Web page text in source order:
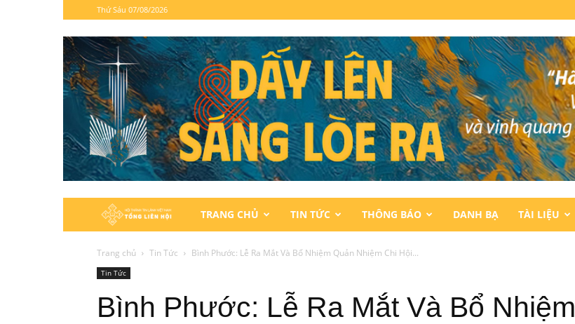
Thứ Sáu 07/08/2026
Hội
Thánh
Lành
TRANG CHỦ TIN TỨC THÔNG BÁO DANH BẠ TÀI LIỆU
Trang chủ Tin Tức Bình Phước: Lễ Ra Mắt Và Bổ Nhiệm Quản Nhiệm Chi Hội...
Tin Tức
Bình Phước: Lễ Ra Mắt Và Bổ Nhiệm